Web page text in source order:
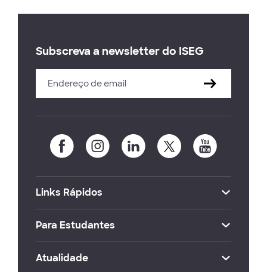
Subscreva a newsletter do ISEG
Links Rápidos
Para Estudantes
Atualidade